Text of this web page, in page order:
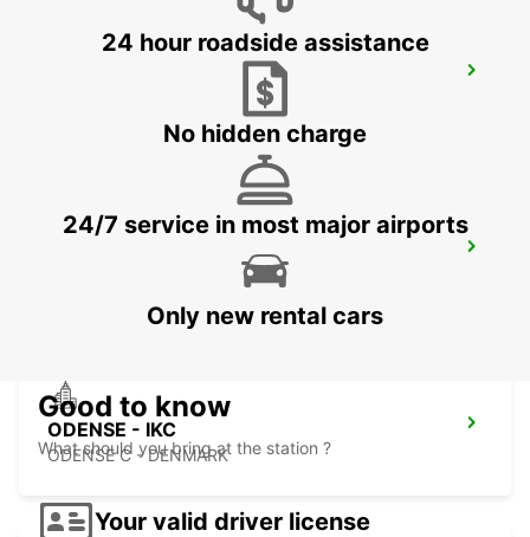
BILLUND AIRPORT - IKC *RY*
ODENSE - IKC
ODENSE C - DENMARK
24 hour roadside assistance
No hidden charge
24/7 service in most major airports
Only new rental cars
Good to know
What should you bring at the station ?
Your valid driver license